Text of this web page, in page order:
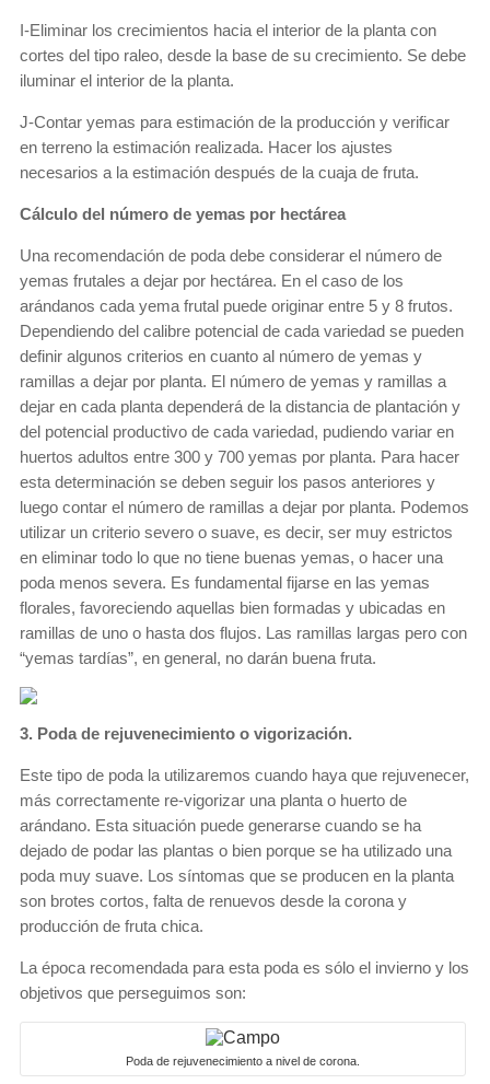
I-Eliminar los crecimientos hacia el interior de la planta con
cortes del tipo raleo, desde la base de su crecimiento. Se debe
iluminar el interior de la planta.
J-Contar yemas para estimación de la producción y verificar
en terreno la estimación realizada. Hacer los ajustes
necesarios a la estimación después de la cuaja de fruta.
Cálculo del número de yemas por hectárea
Una recomendación de poda debe considerar el número de
yemas frutales a dejar por hectárea. En el caso de los
arándanos cada yema frutal puede originar entre 5 y 8 frutos.
Dependiendo del calibre potencial de cada variedad se pueden
definir algunos criterios en cuanto al número de yemas y
ramillas a dejar por planta. El número de yemas y ramillas a
dejar en cada planta dependerá de la distancia de plantación y
del potencial productivo de cada variedad, pudiendo variar en
huertos adultos entre 300 y 700 yemas por planta. Para hacer
esta determinación se deben seguir los pasos anteriores y
luego contar el número de ramillas a dejar por planta. Podemos
utilizar un criterio severo o suave, es decir, ser muy estrictos
en eliminar todo lo que no tiene buenas yemas, o hacer una
poda menos severa. Es fundamental fijarse en las yemas
florales, favoreciendo aquellas bien formadas y ubicadas en
ramillas de uno o hasta dos flujos. Las ramillas largas pero con
“yemas tardías”, en general, no darán buena fruta.
3. Poda de rejuvenecimiento o vigorización.
Este tipo de poda la utilizaremos cuando haya que rejuvenecer,
más correctamente re-vigorizar una planta o huerto de
arándano. Esta situación puede generarse cuando se ha
dejado de podar las plantas o bien porque se ha utilizado una
poda muy suave. Los síntomas que se producen en la planta
son brotes cortos, falta de renuevos desde la corona y
producción de fruta chica.
La época recomendada para esta poda es sólo el invierno y los
objetivos que perseguimos son:
Poda de rejuvenecimiento a nivel de corona.